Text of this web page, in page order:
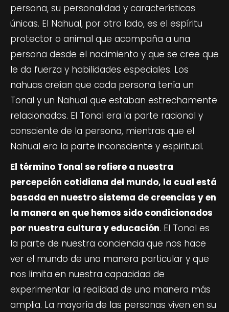
persona, su personalidad y características
únicas. El Nahual, por otro lado, es el espíritu
protector o animal que acompaña a una
persona desde el nacimiento y que se cree que
le da fuerza y habilidades especiales. Los
nahuas creían que cada persona tenía un
Tonal y un Nahual que estaban estrechamente
relacionados. El Tonal era la parte racional y
consciente de la persona, mientras que el
Nahual era la parte inconsciente y espiritual.
El término Tonal se refiere a nuestra
percepción cotidiana del mundo, la cual está
basada en nuestro sistema de creencias y en
la manera en que hemos sido condicionados
por nuestra cultura y educación. El Tonal es
la parte de nuestra conciencia que nos hace
ver el mundo de una manera particular y que
nos limita en nuestra capacidad de
experimentar la realidad de una manera más
amplia. La mayoría de las personas viven en su